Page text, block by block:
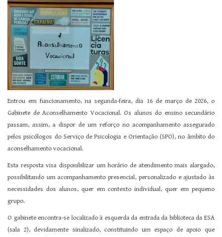
Entrou em funcionamento, na segunda-feira, dia 16 de março de 2026, o
Gabinete de Aconselhamento Vocacional. Os alunos do ensino secundário
passam, assim, a dispor de um reforço no acompanhamento assegurado
pelos psicólogos do Serviço de Psicologia e Orientação (SPO), no âmbito do
aconselhamento vocacional.
Esta resposta visa disponibilizar um horário de atendimento mais alargado,
possibilitando um acompanhamento presencial, personalizado e ajustado às
necessidades dos alunos, quer em contexto individual, quer em pequeno
grupo.
O gabinete encontra-se localizado à esquerda da entrada da biblioteca da ESA
(sala 2), devidamente sinalizado, constituindo um espaço de apoio que